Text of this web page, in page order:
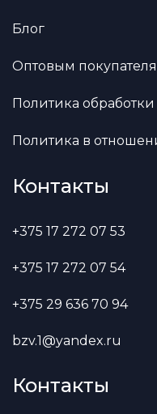
Блог
Оптовым
Политика
Политика в
Контакты
+375 17 272 07 53
+375 17 272 07 54
+375 29 636 70 94
bzv.1@yandex.ru
Контакты